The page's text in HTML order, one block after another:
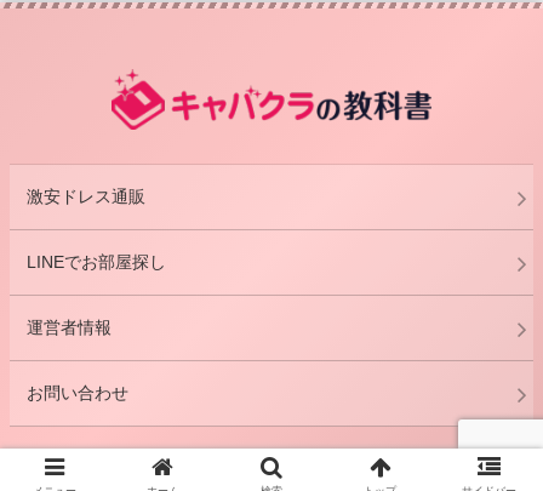
激安ドレス通販
LINEでお部屋探し
運営者情報
お問い合わせ
© 2011 キャバクラの教科書.